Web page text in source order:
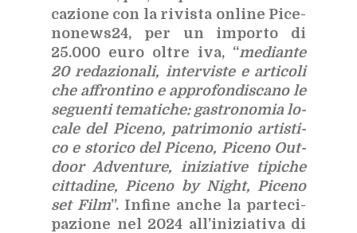
ca­zio­ne con la ri­vi­sta on­li­ne Pi­ce­
no­new­s24, per un im­por­to di
25.000 euro ol­tre iva, “me­dian­te
20 re­da­zio­na­li, in­ter­vi­ste e ar­ti­co­li
che af­fron­ti­no e ap­pro­fon­di­sca­no le
se­guen­ti te­ma­ti­che: ga­stro­no­mia lo­
ca­le del Pi­ce­no, pa­tri­mo­nio ar­ti­sti­
co e sto­ri­co del Pi­ce­no, Pi­ce­no Out­
door Ad­ven­tu­re, ini­zia­ti­ve ti­pi­che
cit­ta­di­ne, Pi­ce­no by Night, Pi­ce­no
set Film”. In­fi­ne an­che la par­te­ci­
pa­zio­ne nel 2024 al­l’i­ni­zia­ti­va di